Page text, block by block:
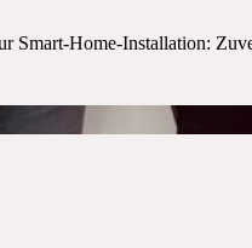
Smart-Home-Installation: